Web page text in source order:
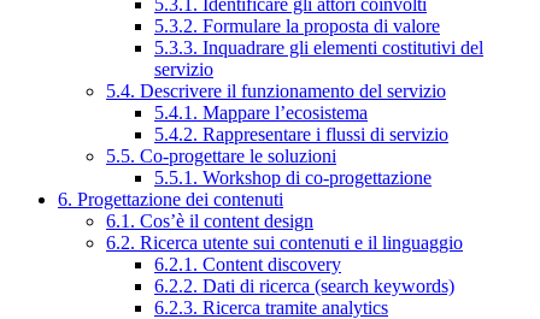
5.3.1. Identificare gli attori coinvolti
5.3.2. Formulare la proposta di valore
5.3.3. Inquadrare gli elementi costitutivi del
servizio
5.4. Descrivere il funzionamento del servizio
5.4.1. Mappare l’ecosistema
5.4.2. Rappresentare i flussi di servizio
5.5. Co-progettare le soluzioni
5.5.1. Workshop di co-progettazione
6. Progettazione dei contenuti
6.1. Cos’è il content design
6.2. Ricerca utente sui contenuti e il linguaggio
6.2.1. Content discovery
6.2.2. Dati di ricerca (search keywords)
6.2.3. Ricerca tramite analytics